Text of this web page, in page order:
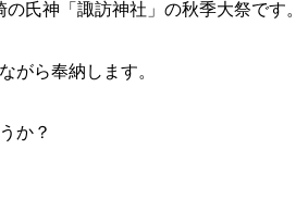
氏神「諏訪神社」の秋季大祭です。
がら奉納します。
か？